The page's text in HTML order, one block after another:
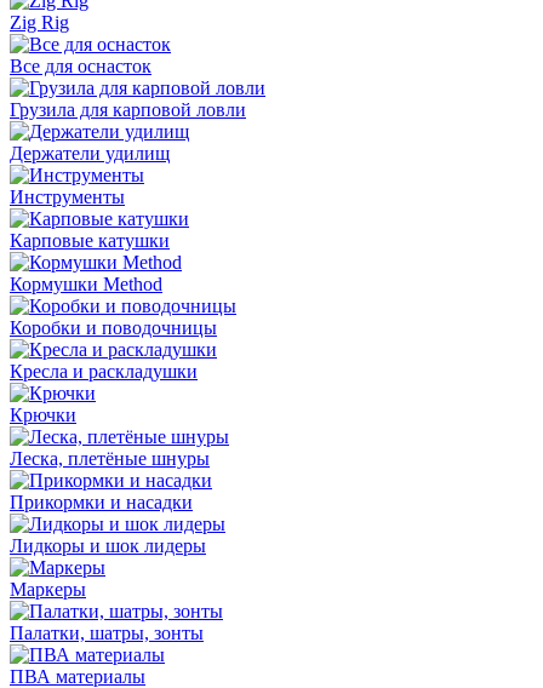
Zig Rig
Все для оснасток
Грузила для карповой ловли
Держатели удилищ
Инструменты
Карповые катушки
Кормушки Method
Коробки и поводочницы
Кресла и раскладушки
Крючки
Леска, плетёные шнуры
Прикормки и насадки
Лидкоры и шок лидеры
Маркеры
Палатки, шатры, зонты
ПВА материалы